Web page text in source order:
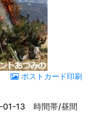
ポストカード印刷
13 時間帯/昼間